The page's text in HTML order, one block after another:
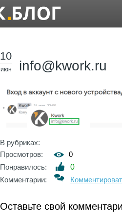
10
июн info@kwork.ru
В рубриках:
Просмотров:
0
Понравилось:
0
Комментарии:
Оставьте свой